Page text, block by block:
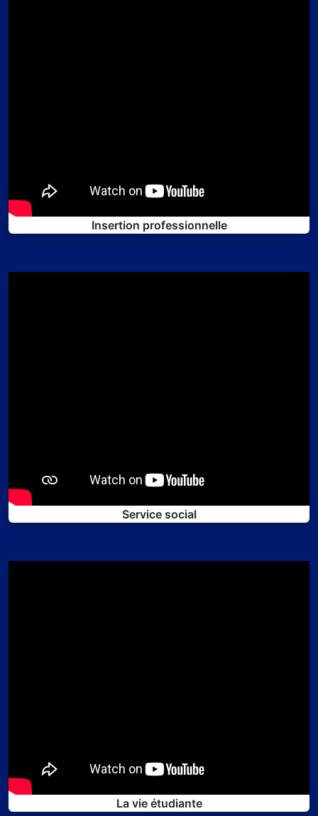
Insertion professionnelle
Service social
La vie étudiante